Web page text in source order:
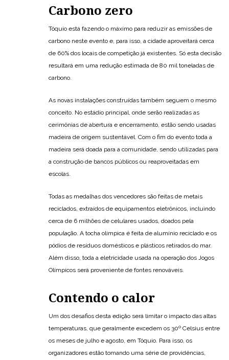
Carbono zero
Tóquio está fazendo o máximo para reduzir as emissões de
carbono neste evento e, para isso, a cidade aproveitará cerca
de 60% dos locais de competição já existentes. Só esta decisão
resultará em uma redução estimada de 80 mil toneladas de
carbono.
As novas instalações construídas também seguem o mesmo
conceito. No estádio principal, onde serão realizadas as
cerimônias de abertura e encerramento, estão sendo usadas
madeira de origem sustentável. Com o fim do evento toda a
madeira será doada para a comunidade, sendo utilizadas para
a construção de bancos públicos ou reaproveitadas em
escolas.
Todas as medalhas dos vencedores são feitas de metais
reciclados, extraídos de equipamentos eletrônicos, incluindo
cerca de 6 milhões de celulares usados, doados pela
população. A tocha olímpica é feita de alumínio reciclado e os
pódios de resíduos domésticos e plásticos retirados do mar.
Além disso, toda a eletricidade usada na operação dos Jogos
Olímpicos será proveniente de fontes renováveis.
Contendo o calor
Um dos desafios desta edição será limitar o impacto das altas
temperaturas, que geralmente excedem os 30º Celsius entre
os meses de julho e agosto, em Tóquio. Para isso, os
organizadores estão tomando uma série de providências,